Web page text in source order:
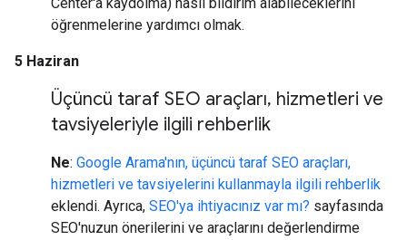
öğrenmelerine yardımcı olmak.
5 Haziran
Üçüncü taraf SEO araçları, hizmetleri ve
tavsiyeleriyle ilgili rehberlik
Ne: Google Arama'nın, üçüncü taraf SEO araçları,
hizmetleri ve tavsiyelerini kullanmayla ilgili rehberlik
eklendi. Ayrıca, SEO'ya ihtiyacınız var mı? sayfasında
SEO'nuzun önerilerini ve araçlarını değerlendirme